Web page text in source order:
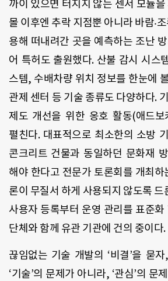
까이 있으면 터지지 않는 센서 모듈
몰 이후엔 추락 지점뿐 아니라 바람‧
용해 떠내려간 곳을 예측하는 조난
어 특허도 출원했다. 산불 감시 시스
스템, 수배차량 위치 정보를 한눈에
관제 센터 등 기술 종류도 다양하다.
제도 개선을 위한 옹호 활동(애드보
펼친다. 대표적으로 최소한의 소방
콘크리트 건물과 동일하던 문화재
해야 한다고 전문가 토론회를 개최
론이 무질서 하게 사용되지 않도록
사용자 등록부터 운영 관리를 표준
단체와 함께 유관 기관에 건의 중이다.
끊임없는 기술 개발의 ‘비결’을 묻
‘기술’의 문제가 아니라, ‘관심’의 문